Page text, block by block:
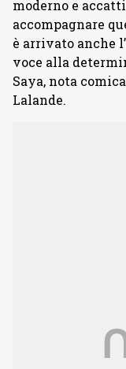
moderno e
accompagnare
è arrivato anche
voce alla
Saya, nota
Lalande.